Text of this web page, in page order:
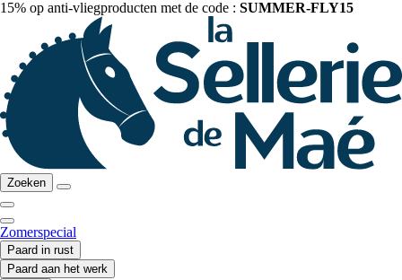
15% op anti-vliegproducten met de code : SUMMER-FLY15
Zoeken
Zomerspecial
Paard in rust
Paard aan het werk